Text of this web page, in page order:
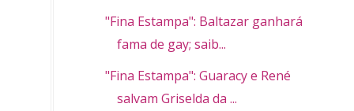
"Fina Estampa": Baltazar ganhará
fama de gay; saib...
"Fina Estampa": Guaracy e René
salvam Griselda da ...